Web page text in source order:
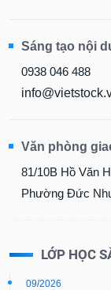
Sáng tạo nội
0938 046 488
Văn phòng
81/10B Hồ Văn
Phường Đức
LỚP HỌC
09/2026